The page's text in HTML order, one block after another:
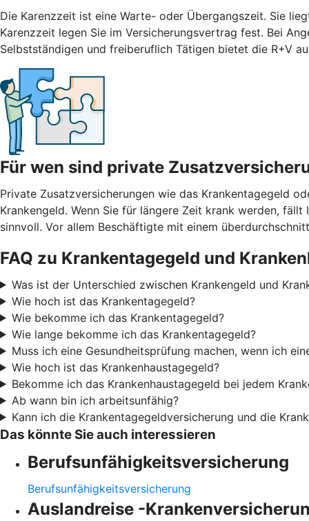
Die Karenzzeit ist eine Warte- oder Übergangszeit. Sie
Karenzzeit legen Sie im Versicherungsvertrag fest. Bei
Selbstständigen und freiberuflich Tätigen bietet die R+V
Für wen sind private
Private Zusatzversicherungen wie das Krankentagegeld
Krankengeld. Wenn Sie für längere Zeit krank werden,
sinnvoll. Vor allem Beschäftigte mit einem
FAQ zu Krankentagegeld und
Was ist der Unterschied zwischen Krankengeld und
Wie hoch ist das Krankentagegeld?
Wie bekomme ich das Krankentagegeld?
Wie lange bekomme ich das Krankentagegeld?
Muss ich eine Gesundheitsprüfung machen, wenn ich
Wie hoch ist das Krankenhaustagegeld?
Bekomme ich das Krankenhaustagegeld bei jedem
Ab wann bin ich arbeitsunfähig?
Kann ich die Krankentagegeldversicherung und die
Das könnte Sie auch interessieren
Berufsunfähigkeitsversicherung
Berufsunfähigkeitsversicherung
Auslandreise -